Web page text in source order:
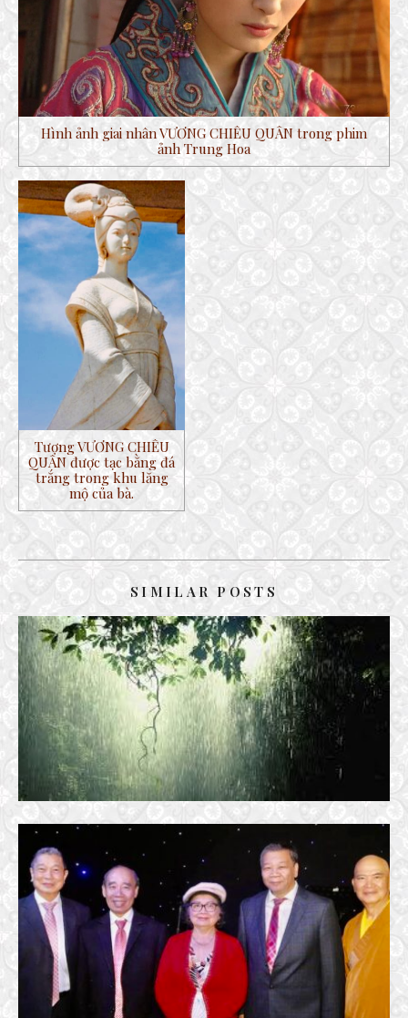
Hình ảnh giai nhân VƯƠNG CHIÊU QUÂN trong phim
ảnh Trung Hoa
Tượng VƯƠNG CHIÊU
QUÂN được tạc bằng đá
trắng trong khu lăng
mộ của bà.
SIMILAR POSTS
BÀI THƠ THÁNG SÁU
29 October, 2016
BUỔI RA MẮT SÁCH ORLANDO, 2022
29 November, 2022